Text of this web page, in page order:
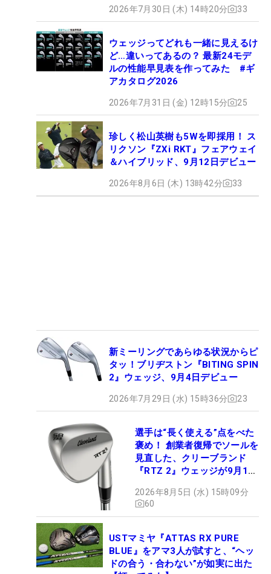
2026年7月30日 (木) 14時20分 33
ウェッジってどれも一緒に見えるけ
ど…違いってあるの？ 最新24モデ
ルの性能早見表を作ってみた #ギ
アカタログ2026
2026年7月31日 (金) 12時15分 25
珍しく松山英樹も5Wを即採用！ ス
リクソン『ZXi RKT』フェアウェイ
＆ハイブリッド、9月12日デビュー
2026年8月6日 (木) 13時42分 33
新ミーリングであらゆる状況からピ
タッ！ブリヂストン『BITING SPIN
2』ウェッジ、9月4日デビュー
2026年7月29日 (水) 15時36分 23
選手は“長く使える”点をべた
褒め！ 創業者復帰でソールを
見直した、クリーブランド
『RTZ 2』ウェッジが9月12
2026年8月5日 (水) 15時09分
60
USTマミヤ『ATTAS RX PURE
BLUE』をアマ3人が試すと、“ヘッ
ドの合う・合わない”が如実に出た